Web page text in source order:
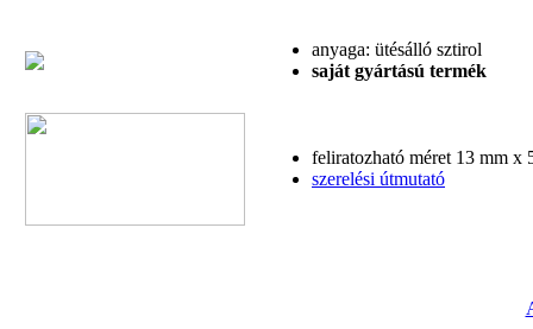
anyaga: ütésálló sztirol
saját gyártású termék
feliratozható méret 13 mm x
szerelési útmutató